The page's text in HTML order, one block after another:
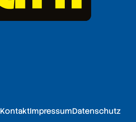
KontaktImpressumDatenschutz